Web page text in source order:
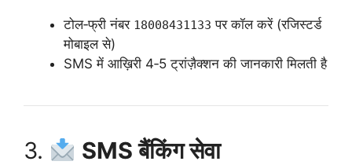
टोल‑फ्री नंबर 18008431133 पर कॉल करें (रजिस्टर्ड
मोबाइल से)
SMS में आख़िरी 4‑5 ट्रांज़ैक्शन की जानकारी मिलती है
3. SMS बैंकिंग सेवा